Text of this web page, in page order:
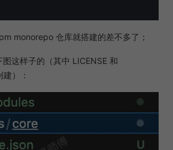
monorepo 仓库就搭建的差不多了；
这样子的（其中 LICENSE 和
）：